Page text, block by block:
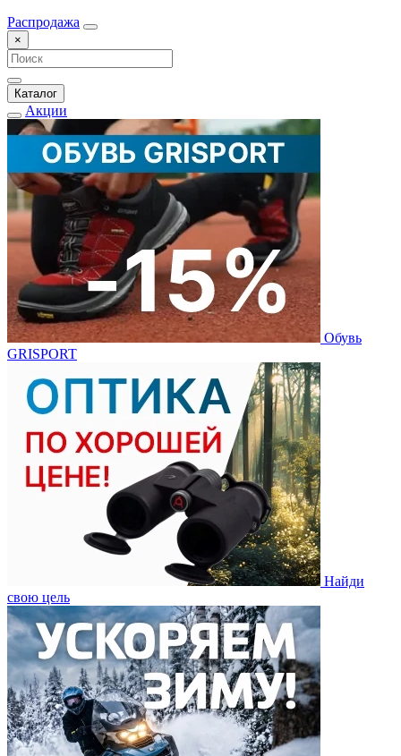
Распродажа
×
Каталог
Акции
Обувь
GRISPORT
Найди
свою цель